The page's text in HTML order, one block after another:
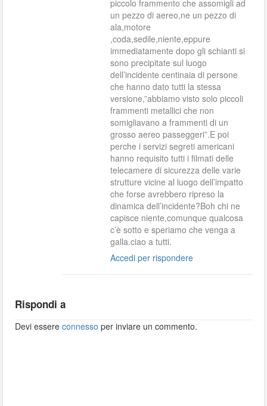
piccolo frammento che assomigli ad
un pezzo di aereo,ne un pezzo di
ala,motore
,coda,sedile,niente,eppure
immediatamente dopo gli schianti si
sono precipitate sul luogo
dell’incidente centinaia di persone
che hanno dato tutti la stessa
versione,”abbiamo visto solo piccoli
frammenti metallici che non
somigliavano a frammenti di un
grosso aereo passeggeri”.E poi
perche i servizi segreti americani
hanno requisito tutti i filmati delle
telecamere di sicurezza delle varie
strutture vicine al luogo dell’impatto
che forse avrebbero ripreso la
dinamica dell’incidente?Boh chi ne
capisce niente,comunque qualcosa
c’è sotto e speriamo che venga a
galla.ciao a tutti.
Accedi per rispondere
Rispondi a
Devi essereconnesso per inviare un commento.